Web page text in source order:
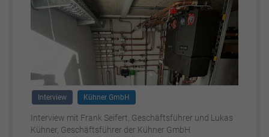
Interview Kühner GmbH
Interview mit Frank Seifert, Geschäftsführer und Lukas
Kühner, Geschäftsführer der Kühner GmbH